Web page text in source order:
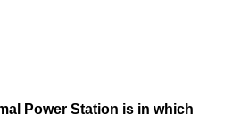
Power Station is in which